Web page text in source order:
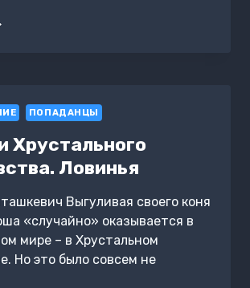
ПОПАДАНЦЫ
Хрустального
Ловинья
Выгуливая своего коня
«случайно» оказывается в
мире – в Хрустальном
Но это было совсем не